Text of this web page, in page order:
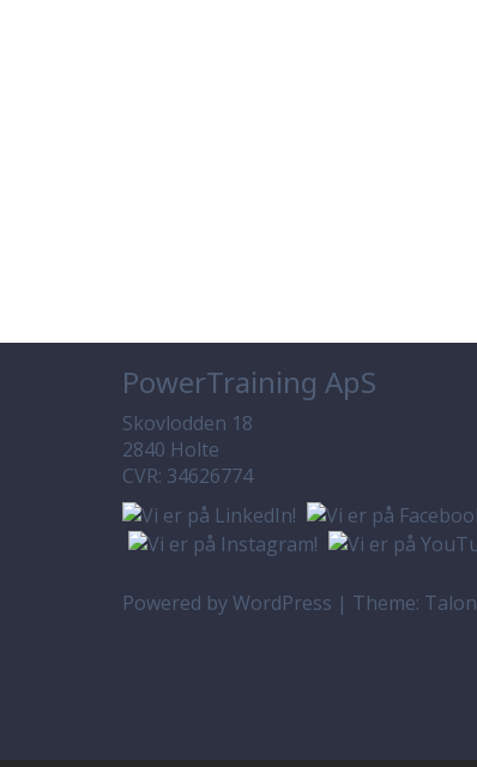
PowerTraining ApS
Skovlodden 18
2840 Holte
CVR: 34626774
Powered by WordPress | Theme: Talon